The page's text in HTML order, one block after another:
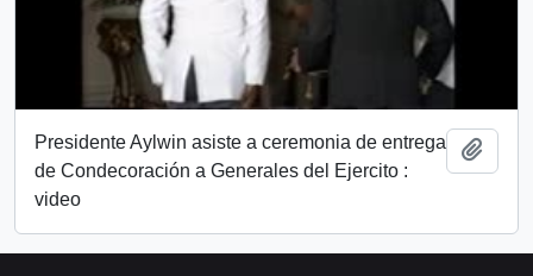
Presidente Aylwin asiste a ceremonia de entrega
de Condecoración a Generales del Ejercito :
video